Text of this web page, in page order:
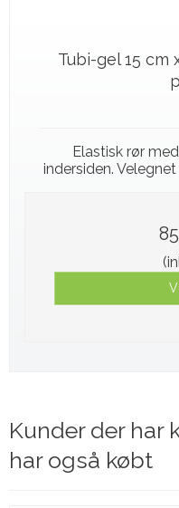
Tubi-gel 15 cm
Elastisk rør
indersiden.
Kunder der har
har også købt